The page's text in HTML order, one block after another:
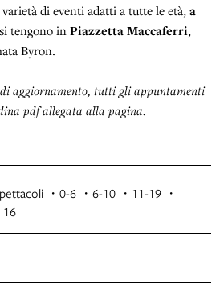
di eventi adatti a tutte le età, a
tengono in Piazzetta Maccaferri,
Byron.
aggiornamento, tutti gli appuntamenti
pdf allegata alla pagina.
0-6 6-10
11-19
16